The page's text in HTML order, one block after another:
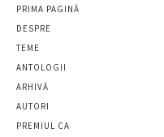
PRIMA PAGINĂ
DESPRE
TEME
ANTOLOGII
ARHIVĂ
AUTORI
PREMIUL CA